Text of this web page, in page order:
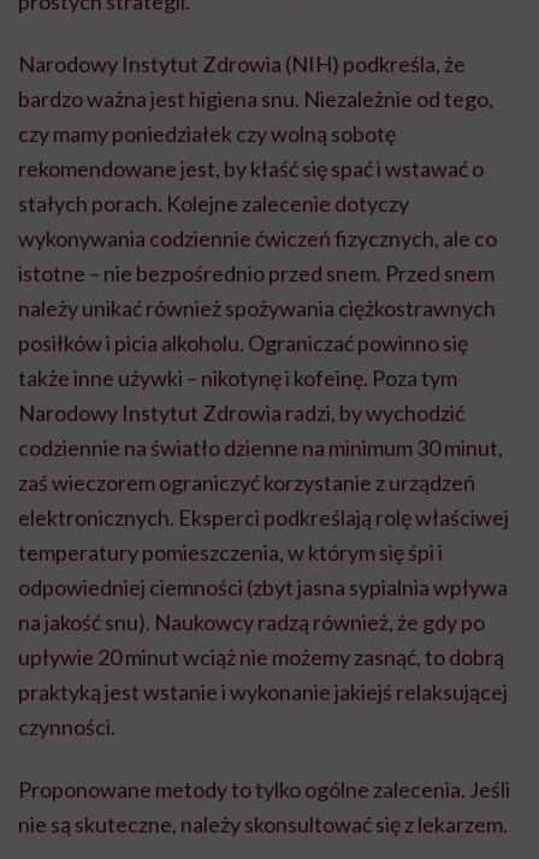
Narodowy Instytut Zdrowia (NIH) podkreśla, że
bardzo ważna jest higiena snu. Niezależnie od tego,
czy mamy poniedziałek czy wolną sobotę
rekomendowane jest, by kłaść się spać i wstawać o
stałych porach. Kolejne zalecenie dotyczy
wykonywania codziennie ćwiczeń fizycznych, ale co
istotne – nie bezpośrednio przed snem. Przed snem
należy unikać również spożywania ciężkostrawnych
posiłków i picia alkoholu. Ograniczać powinno się
także inne używki – nikotynę i kofeinę. Poza tym
Narodowy Instytut Zdrowia radzi, by wychodzić
codziennie na światło dzienne na minimum 30 minut,
zaś wieczorem ograniczyć korzystanie z urządzeń
elektronicznych. Eksperci podkreślają rolę właściwej
temperatury pomieszczenia, w którym się śpi i
odpowiedniej ciemności (zbyt jasna sypialnia wpływa
na jakość snu). Naukowcy radzą również, że gdy po
upływie 20 minut wciąż nie możemy zasnąć, to dobrą
praktyką jest wstanie i wykonanie jakiejś relaksującej
czynności.
Proponowane metody to tylko ogólne zalecenia. Jeśli
nie są skuteczne, należy skonsultować się z lekarzem.